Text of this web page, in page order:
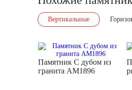
Вертикальные
Памятник С дубом из
гранита AM1896